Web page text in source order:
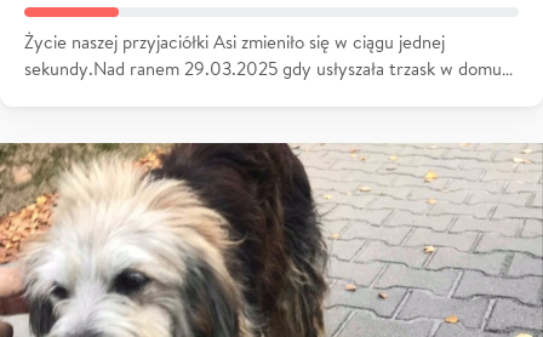
Życie naszej przyjaciółki Asi zmieniło się w ciągu jednej
sekundy.Nad ranem 29.03.2025 gdy usłyszała trzask w domu…